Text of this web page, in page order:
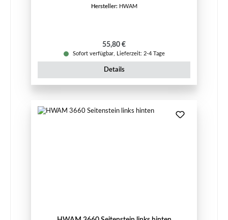
Hersteller: HWAM
Regulärer Preis:
55,80 €
Sofort verfügbar, Lieferzeit: 2-4 Tage
Details